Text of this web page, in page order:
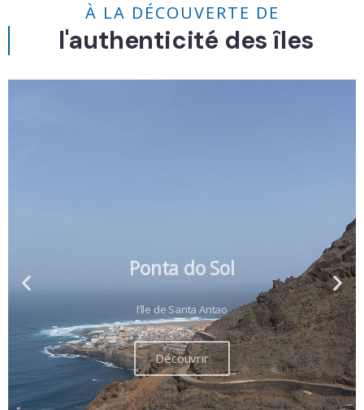
À LA DÉCOUVERTE DE
l'authenticité des îles
l’île de Santa Antao
Découvrir